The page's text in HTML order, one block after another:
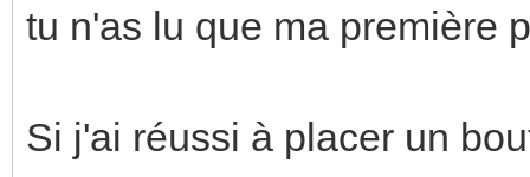
tu n'as lu que ma première
Si j'ai réussi à placer un